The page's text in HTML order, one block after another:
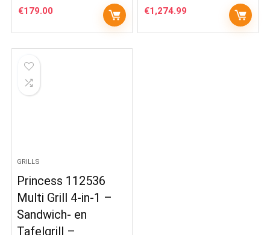
€179.00 €1,274.99
GRILLS
Princess 112536
Multi Grill 4-in-1 –
Sandwich- en
Tafelgrill –